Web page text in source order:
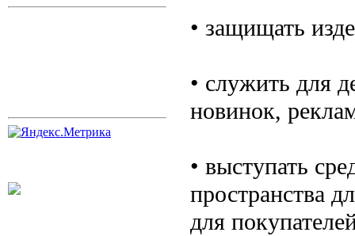
• защищать
• служить для
новинок,
• выступать
пространства
для